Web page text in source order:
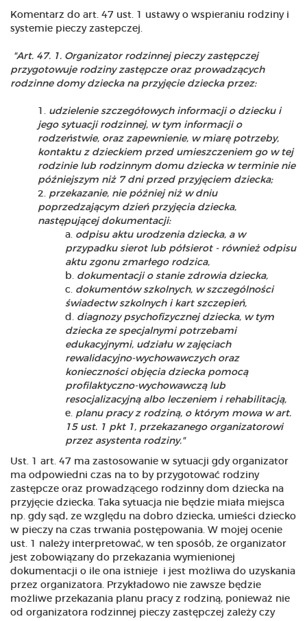
Komentarz do art. 47 ust. 1 ustawy o wspieraniu rodziny i
systemie pieczy zastepczej.
"Art. 47. 1. Organizator rodzinnej pieczy zastępczej
przygotowuje rodziny zastępcze oraz prowadzących
rodzinne domy dziecka na przyjęcie dziecka przez:
udzielenie szczegółowych informacji o dziecku i
jego sytuacji rodzinnej, w tym informacji o
rodzeństwie, oraz zapewnienie, w miarę potrzeby,
kontaktu z dzieckiem przed umieszczeniem go w tej
rodzinie lub rodzinnym domu dziecka w terminie nie
późniejszym niż 7 dni przed przyjęciem dziecka;
przekazanie, nie później niż w dniu
poprzedzającym dzień przyjęcia dziecka,
następującej dokumentacji:
odpisu aktu urodzenia dziecka, a w
przypadku sierot lub półsierot - również odpisu
aktu zgonu zmarłego rodzica,
dokumentacji o stanie zdrowia dziecka,
dokumentów szkolnych, w szczególności
świadectw szkolnych i kart szczepień,
diagnozy psychofizycznej dziecka, w tym
dziecka ze specjalnymi potrzebami
edukacyjnymi, udziału w zajęciach
rewalidacyjno-wychowawczych oraz
konieczności objęcia dziecka pomocą
profilaktyczno-wychowawczą lub
resocjalizacyjną albo leczeniem i rehabilitacją,
planu pracy z rodziną, o którym mowa w art.
15 ust. 1 pkt 1, przekazanego organizatorowi
przez asystenta rodziny."
Ust. 1 art. 47 ma zastosowanie w sytuacji gdy organizator
ma odpowiedni czas na to by przygotować rodziny
zastępcze oraz prowadzącego rodzinny dom dziecka na
przyjęcie dziecka. Taka sytuacja nie będzie miała miejsca
np. gdy sąd, ze względu na dobro dziecka, umieści dziecko
w pieczy na czas trwania postępowania. W mojej ocenie
ust. 1 należy interpretować, w ten sposób, że organizator
jest zobowiązany do przekazania wymienionej
dokumentacji o ile ona istnieje i jest możliwa do uzyskania
przez organizatora. Przykładowo nie zawsze będzie
możliwe przekazania planu pracy z rodziną, ponieważ nie
od organizatora rodzinnej pieczy zastępczej zależy czy